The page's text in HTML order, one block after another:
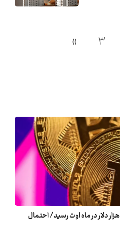
3
»
قیمت بیت‌کوین به سقف ۶۵.۳ هزار دلار در ماه اوت رسید/ احتمال